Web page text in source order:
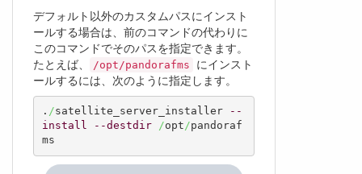
デフォルト以外のカスタムパスにインスト
ールする場合は、前のコマンドの代わりに
このコマンドでそのパスを指定できます。
たとえば、
/opt/pandorafms
にインスト
ールするには、次のように指定します。
. /satellite_server_installer
--
install
--destdir /opt/pandoraf
ms